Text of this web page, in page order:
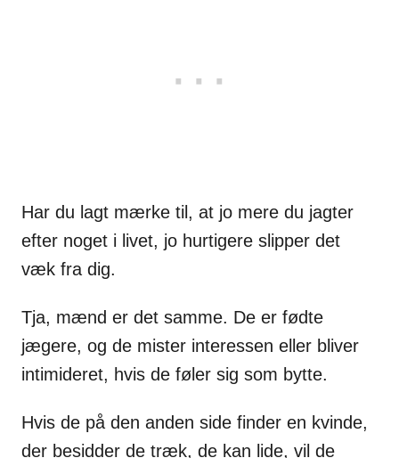
Har du lagt mærke til, at jo mere du jagter
efter noget i livet, jo hurtigere slipper det
væk fra dig.
Tja, mænd er det samme. De er fødte
jægere, og de mister interessen eller bliver
intimideret, hvis de føler sig som bytte.
Hvis de på den anden side finder en kvinde,
der besidder de træk, de kan lide, vil de